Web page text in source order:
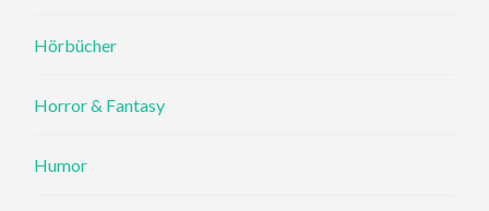
Hörbücher
Horror & Fantasy
Humor